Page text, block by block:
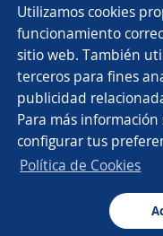
Higienista
Operario/a Chófer
Multifuncionales
Ayudante de limpieza
Operador/a de cctv
Buscar
CT App
Navegador
Utilizamos cookies
funcionamiento
sitio web. También
terceros para fines
publicidad
Para más información
configurar tus
Política de Cookies